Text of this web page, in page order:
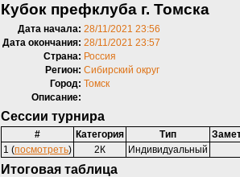
Кубок префклуба г. Томска
Дата начала: 28/11/2021 23:56
Дата окончания: 28/11/2021 23:57
Страна: Россия
Регион: Сибирский округ
Город: Томск
Описание:
Сессии турнира
# Категория Тип
1 (посмотреть) 2К Индивидуальный
Итоговая таблица